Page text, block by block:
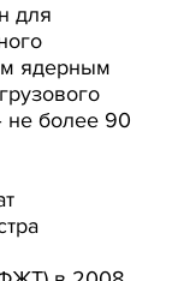
для
ядерным
не более 90